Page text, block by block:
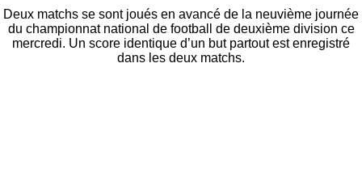
Deux matchs se sont joués en avancé de la neuvième journée
du championnat national de football de deuxième division ce
mercredi. Un score identique d’un but partout est enregistré
dans les deux matchs.